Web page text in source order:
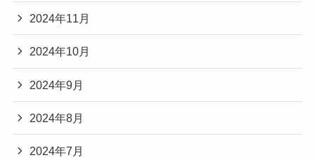
2024年11月
2024年10月
2024年9月
2024年8月
2024年7月